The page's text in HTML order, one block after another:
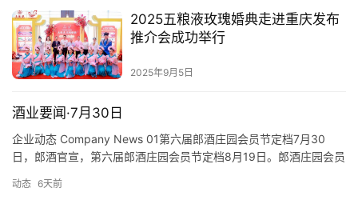
频
2025五粮液玫瑰婚典走进重庆发布
推介会成功举行
2025年9月5日
酒业要闻·7月30日
企业动态 Company News 01第六届郎酒庄园会员节定档7月30
日，郎酒官宣，第六届郎酒庄园会员节定档8月19日。郎酒庄园会员
验，依托顶级专家学者输出洞见与智慧，为郎酒庄园会员赋能和创
动态 6天前